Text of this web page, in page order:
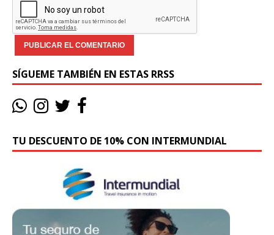
SÍGUEME TAMBIÉN EN ESTAS RRSS
TU DESCUENTO DE 10% CON INTERMUNDIAL